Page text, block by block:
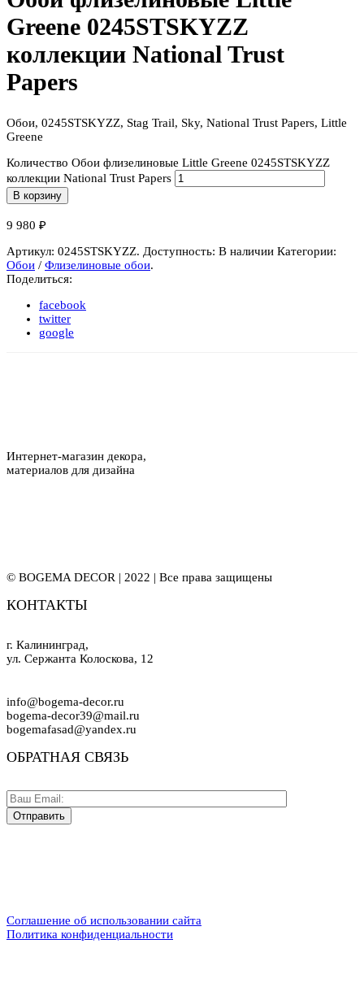
Greene 0245STSKYZZ
коллекции National Trust
Papers
Обои, 0245STSKYZZ, Stag Trail, Sky, National Trust Papers, Little
Greene
Количество Обои флизелиновые Little Greene 0245STSKYZZ
коллекции National Trust Papers
В корзину
9 980 ₽
Артикул: 0245STSKYZZ. Доступность: В наличии Категории:
Обои / Флизелиновые обои.
Поделиться:
facebook
twitter
google
Интернет-магазин декора,
материалов для дизайна
© BOGEMA DECOR | 2022 | Все права защищены
КОНТАКТЫ
г. Калининград,
ул. Сержанта Колоскова, 12
info@bogema-decor.ru
bogema-decor39@mail.ru
bogemafasad@yandex.ru
ОБРАТНАЯ СВЯЗЬ
Соглашение об использовании сайта
Политика конфиденциальности